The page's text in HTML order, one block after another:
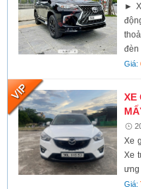
►
đèn
Giá:
XE
Xe
Xe
ưng
Giá: